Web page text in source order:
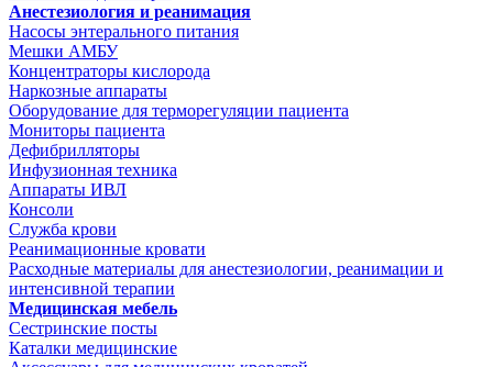
Анестезиология и реанимация
Насосы энтерального питания
Мешки АМБУ
Концентраторы кислорода
Наркозные аппараты
Оборудование для терморегуляции пациента
Мониторы пациента
Дефибрилляторы
Инфузионная техника
Аппараты ИВЛ
Консоли
Служба крови
Реанимационные кровати
Расходные материалы для анестезиологии, реанимации и
интенсивной терапии
Медицинская мебель
Сестринские посты
Каталки медицинские